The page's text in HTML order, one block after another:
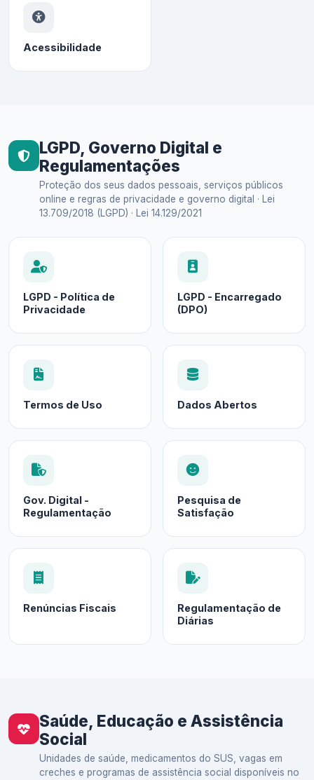
Acessibilidade
LGPD, Governo Digital e
Regulamentações
Proteção dos seus dados pessoais, serviços públicos
online e regras de privacidade e governo digital · Lei
13.709/2018 (LGPD) · Lei 14.129/2021
LGPD - Política de
Privacidade
LGPD - Encarregado
(DPO)
Termos de Uso Dados Abertos
Gov. Digital -
Regulamentação
Pesquisa de
Satisfação
Renúncias Fiscais
Regulamentação de
Diárias
Saúde, Educação e Assistência
Social
Unidades de saúde, medicamentos do SUS, vagas em
creches e programas de assistência social disponíveis no